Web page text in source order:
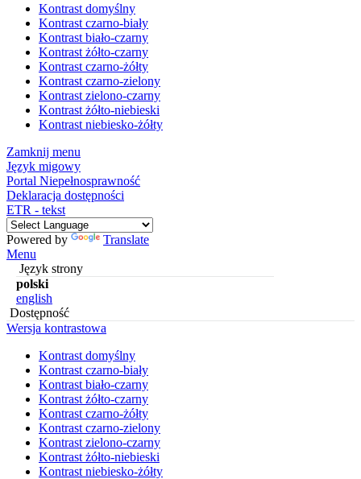
Kontrast domyślny
Kontrast czarno-biały
Kontrast biało-czarny
Kontrast żółto-czarny
Kontrast czarno-żółty
Kontrast czarno-zielony
Kontrast zielono-czarny
Kontrast żółto-niebieski
Kontrast niebiesko-żółty
Zamknij menu
Język migowy
Portal Niepełnosprawność
Deklaracja dostępności
ETR - tekst
Powered by
Translate
Menu
Język strony
polski
english
Dostępność
Wersja kontrastowa
Kontrast domyślny
Kontrast czarno-biały
Kontrast biało-czarny
Kontrast żółto-czarny
Kontrast czarno-żółty
Kontrast czarno-zielony
Kontrast zielono-czarny
Kontrast żółto-niebieski
Kontrast niebiesko-żółty